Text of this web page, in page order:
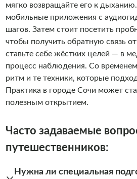
мягко возвращайте его к
мобильные приложения с
шагов. Затем стоит посетить
чтобы получить обратную связь
ставьте себе жёстких целей — в
процесс наблюдения. Со
ритм и те техники, которые
Практика в городе Сочи может
полезным открытием.
Часто задаваемые
путешественников:
Нужна ли специальная